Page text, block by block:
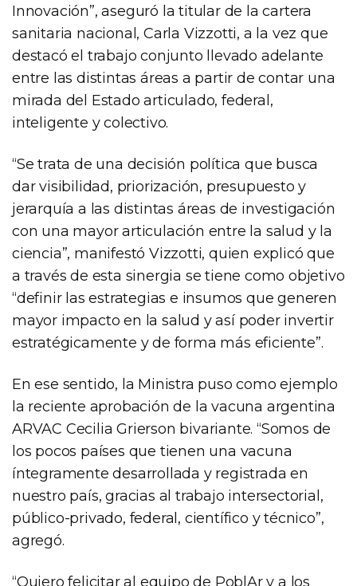
Innovación”, aseguró la titular de la cartera
sanitaria nacional, Carla Vizzotti, a la vez que
destacó el trabajo conjunto llevado adelante
entre las distintas áreas a partir de contar una
mirada del Estado articulado, federal,
inteligente y colectivo.
“Se trata de una decisión política que busca
dar visibilidad, priorización, presupuesto y
jerarquía a las distintas áreas de investigación
con una mayor articulación entre la salud y la
ciencia”, manifestó Vizzotti, quien explicó que
a través de esta sinergia se tiene como objetivo
“definir las estrategias e insumos que generen
mayor impacto en la salud y así poder invertir
estratégicamente y de forma más eficiente”.
En ese sentido, la Ministra puso como ejemplo
la reciente aprobación de la vacuna argentina
ARVAC Cecilia Grierson bivariante. “Somos de
los pocos países que tienen una vacuna
íntegramente desarrollada y registrada en
nuestro país, gracias al trabajo intersectorial,
público-privado, federal, científico y técnico”,
agregó.
“Quiero felicitar al equipo de PoblAr y a los